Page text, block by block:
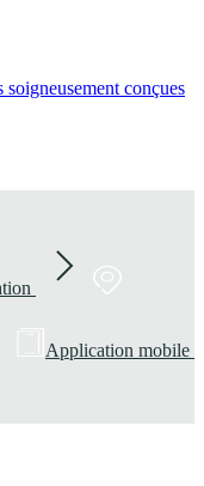
conçues
Application mobile